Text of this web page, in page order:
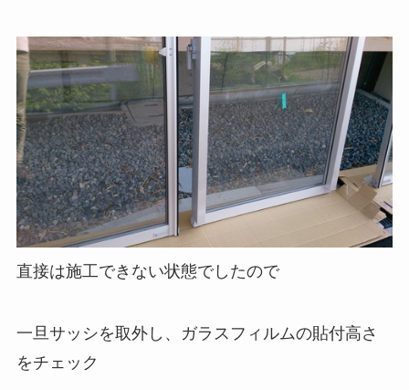
直接は施工できない状態でしたので
一旦サッシを取外し、ガラスフィルムの貼付高さ
をチェック